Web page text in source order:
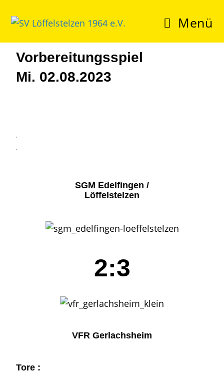
Menü
Vorbereitungsspiel
Mi. 02.08.2023
3
4
SGM Edelfingen /
Löffelstelzen
2:3
VFR Gerlachsheim
Tore :